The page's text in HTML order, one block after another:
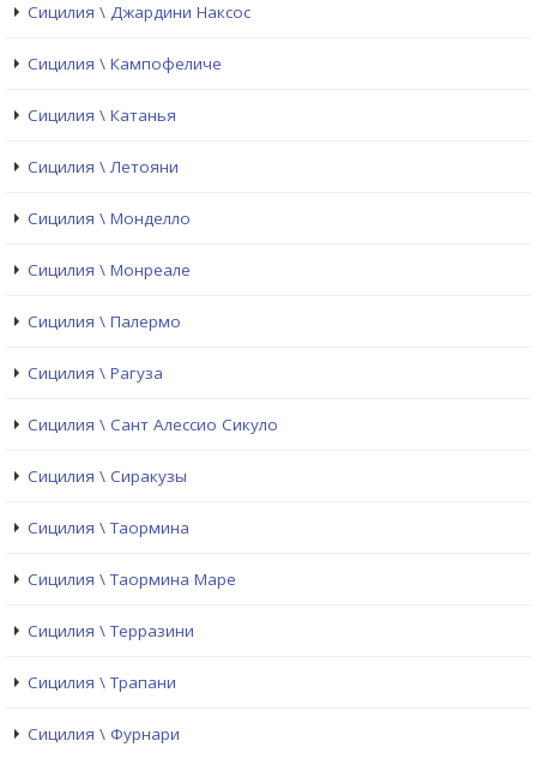
Сицилия \ Джардини Наксос
Сицилия \ Кампофеличе
Сицилия \ Катанья
Сицилия \ Летояни
Сицилия \ Монделло
Сицилия \ Монреале
Сицилия \ Палермо
Сицилия \ Рагуза
Сицилия \ Сант Алессио Сикуло
Сицилия \ Сиракузы
Сицилия \ Таормина
Сицилия \ Таормина Маре
Сицилия \ Терразини
Сицилия \ Трапани
Сицилия \ Фурнари